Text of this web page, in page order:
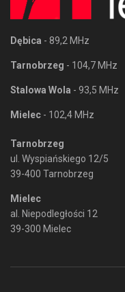
Dębica - 89,2 MHz
Tarnobrzeg - 104,7 MHz
Stalowa Wola - 93,5 MHz
Mielec - 102,4 MHz
Tarnobrzeg
ul. Wyspiańskiego 12/5
39-400 Tarnobrzeg
Mielec
al. Niepodległości 12
39-300 Mielec